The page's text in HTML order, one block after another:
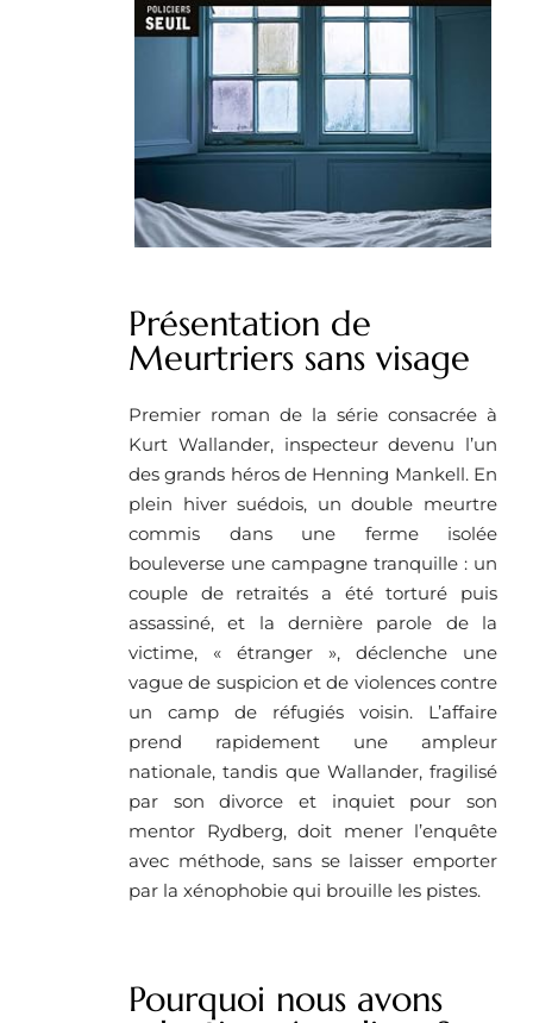
Présentation de
Meurtriers sans visage
Premier roman de la série consacrée à
Kurt Wallander, inspecteur devenu l’un
des grands héros de Henning Mankell. En
plein hiver suédois, un double meurtre
commis dans une ferme isolée
bouleverse une campagne tranquille : un
couple de retraités a été torturé puis
assassiné, et la dernière parole de la
victime, « étranger », déclenche une
vague de suspicion et de violences contre
un camp de réfugiés voisin. L’affaire
prend rapidement une ampleur
nationale, tandis que Wallander, fragilisé
par son divorce et inquiet pour son
mentor Rydberg, doit mener l’enquête
avec méthode, sans se laisser emporter
par la xénophobie qui brouille les pistes.
Pourquoi nous avons